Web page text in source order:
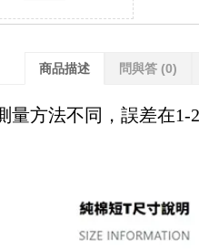
商品描述 問與答 (0)